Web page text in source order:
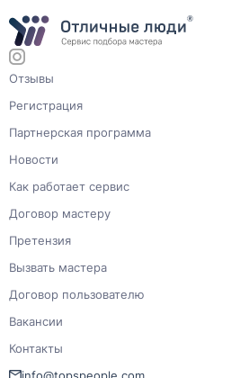
Отзывы
Регистрация
Партнерская программа
Новости
Как работает сервис
Договор мастеру
Претензия
Вызвать мастера
Договор пользователю
Вакансии
Контакты
info@topspeople.com